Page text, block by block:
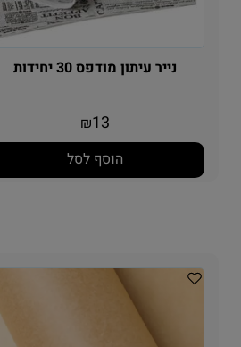
נייר עיתון מודפס 30 יחידות
₪ 13
הוסף לסל